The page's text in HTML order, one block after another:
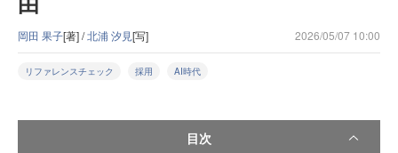
岡田 果子[著] /北浦 汐見[写] 2026/05/07 10:00
リファレンスチェック 採用 AI時代
目次